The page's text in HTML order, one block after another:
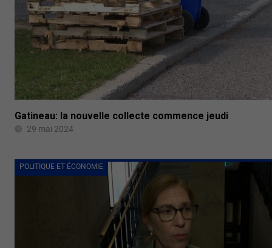
Gatineau: la nouvelle collecte commence jeudi
29 mai 2024
POLITIQUE ET ÉCONOMIE